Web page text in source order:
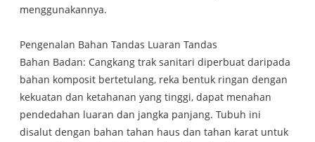
menggunakannya.
Pengenalan Bahan Tandas Luaran Tandas
Bahan Badan: Cangkang trak sanitari diperbuat daripada
bahan komposit bertetulang, reka bentuk ringan dengan
kekuatan dan ketahanan yang tinggi, dapat menahan
pendedahan luaran dan jangka panjang. Tubuh ini
disalut dengan bahan tahan haus dan tahan karat untuk